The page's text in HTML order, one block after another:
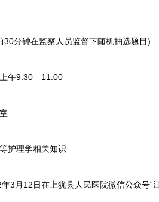
分钟在监察人员监督下随机抽选题目)
午9:30—11:00
理学相关知识
12日在上犹县人民医院微信公众号“江